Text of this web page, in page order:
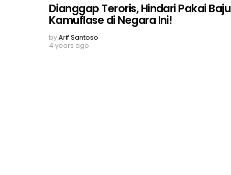
Dianggap Teroris, Hindari Pakai Baju
Kamuflase di Negara Ini!
byArif Santoso
4 years ago